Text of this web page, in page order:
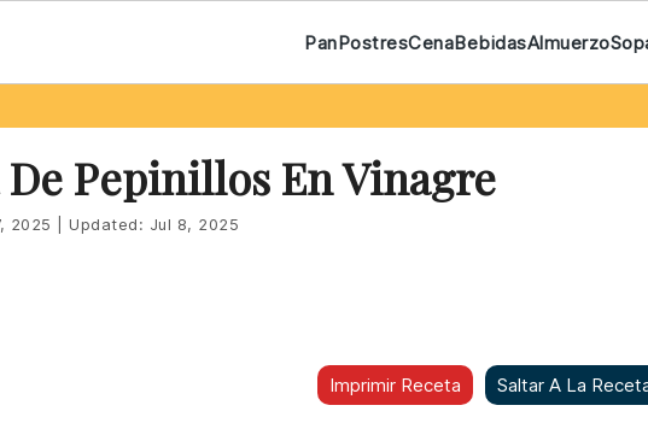
PanPostresCenaBebidasAlmuerzo
De Pepinillos En Vinagre
2025 Updated: Jul 8, 2025
Imprimir Receta Saltar A La